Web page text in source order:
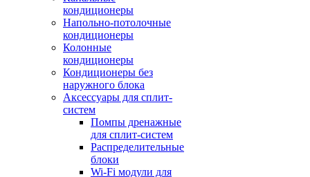
кондиционеры
Напольно-потолочные
кондиционеры
Колонные
кондиционеры
Кондиционеры без
наружного блока
Аксессуары для сплит-
систем
Помпы дренажные
для сплит-систем
Распределительные
блоки
Wi-Fi модули для